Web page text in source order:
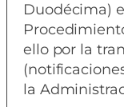
Duodécima)
ello por la
la